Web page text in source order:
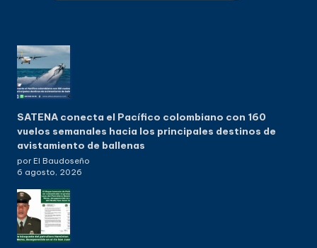
SATENA conecta el Pacífico colombiano con 160
vuelos semanales hacia los principales destinos de
avistamiento de ballenas
por El Baudoseño
6 agosto, 2026